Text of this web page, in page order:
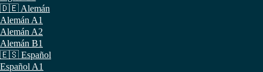
🇩🇪 Alemán
Alemán A1
Alemán A2
Alemán B1
🇪🇸 Español
Español A1